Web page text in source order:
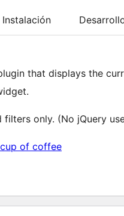
Instalación
that displays the
only. (No jQuery
of coffee